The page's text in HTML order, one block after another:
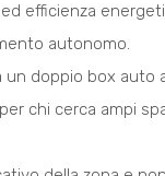
efficienza
autonomo.
un doppio box auto
chi cerca ampi